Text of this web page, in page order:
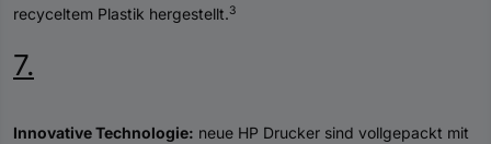
recyceltem Plastik hergestellt.3
7.
Innovative Technologie: neue HP Drucker sind vollgepackt mit